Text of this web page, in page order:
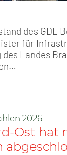
des GDL
für
des Landes
2026
Ost hat